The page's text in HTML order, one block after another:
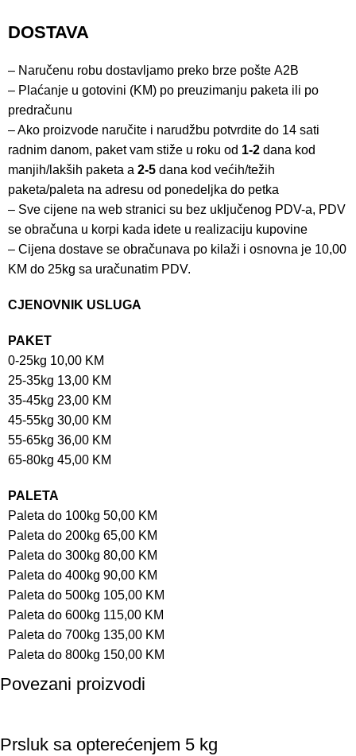
DOSTAVA
– Naručenu robu dostavljamo preko brze pošte A2B
– Plaćanje u gotovini (KM) po preuzimanju paketa ili po
predračunu
– Ako proizvode naručite i narudžbu potvrdite do 14 sati
radnim danom, paket vam stiže u roku od 1-2 dana kod
manjih/lakših paketa a 2-5 dana kod većih/težih
paketa/paleta na adresu od ponedeljka do petka
– Sve cijene na web stranici su bez uključenog PDV-a, PDV
se obračuna u korpi kada idete u realizaciju kupovine
– Cijena dostave se obračunava po kilaži i osnovna je 10,00
KM do 25kg sa uračunatim PDV.
CJENOVNIK USLUGA
PAKET
0-25kg 10,00 KM
25-35kg 13,00 KM
35-45kg 23,00 KM
45-55kg 30,00 KM
55-65kg 36,00 KM
65-80kg 45,00 KM
PALETA
Paleta do 100kg 50,00 KM
Paleta do 200kg 65,00 KM
Paleta do 300kg 80,00 KM
Paleta do 400kg 90,00 KM
Paleta do 500kg 105,00 KM
Paleta do 600kg 115,00 KM
Paleta do 700kg 135,00 KM
Paleta do 800kg 150,00 KM
Povezani proizvodi
Prsluk sa opterećenjem 5 kg